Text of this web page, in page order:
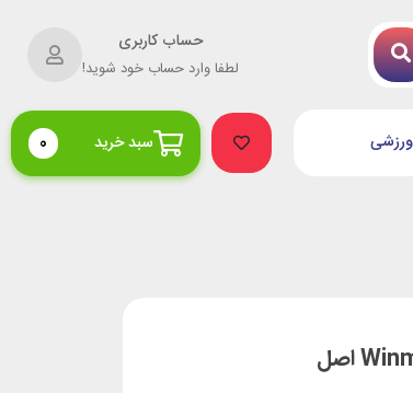
حساب کاربری
لطفا وارد حساب خود شوید!
سبد خرید 0